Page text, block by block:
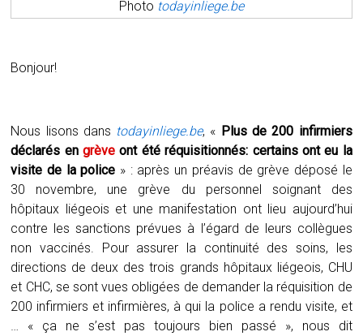
Photo todayinliege.be
Bonjour!
Nous lisons dans todayinliege.be, « Plus de 200 infirmiers
déclarés engrève ont été réquisitionnés: certains ont eu la
visite de la police » : après un préavis de grève déposé le
30 novembre, une grève du personnel soignant des
hôpitaux liégeois et une manifestation ont lieu aujourd’hui
contre les sanctions prévues à l’égard de leurs collègues
non vaccinés. Pour assurer la continuité des soins, les
directions de deux des trois grands hôpitaux liégeois, CHU
et CHC, se sont vues obligées de demander la réquisition de
200 infirmiers et infirmières, à qui la police a rendu visite, et
… « ça ne s’est pas toujours bien passé », nous dit